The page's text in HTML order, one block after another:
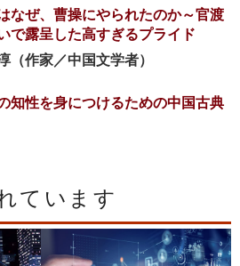
なぜ、曹操にやられたのか～官渡
で露呈した高すぎるプライド
（作家／中国文学者）
知性を身につけるための中国古典
ています